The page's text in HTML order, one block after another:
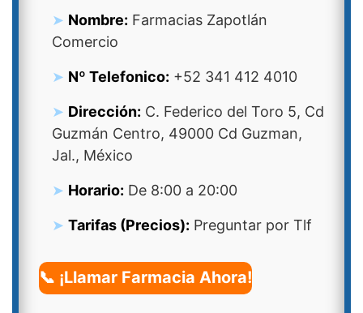
Nombre: Farmacias Zapotlán
Comercio
Nº Telefonico: +52 341 412 4010
Dirección: C. Federico del Toro 5, Cd
Guzmán Centro, 49000 Cd Guzman,
Jal., México
Horario: De 8:00 a 20:00
Tarifas (Precios): Preguntar por Tlf
📞 ¡Llamar Farmacia Ahora!